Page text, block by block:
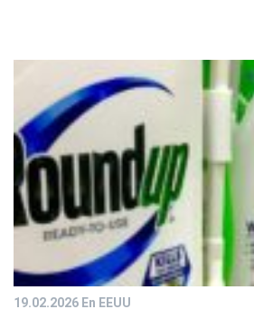
19.02.2026En EEUU